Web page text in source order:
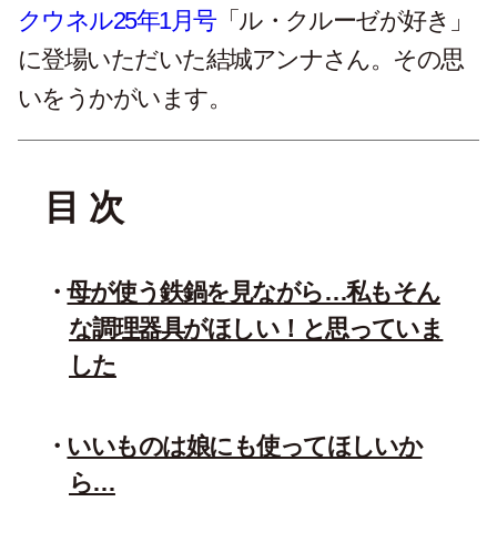
クウネル25年1月号「ル・クルーゼが好き」
に登場いただいた結城アンナさん。その思
いをうかがいます。
目 次
母が使う鉄鍋を見ながら…私もそん
な調理器具がほしい！と思っていま
した
いいものは娘にも使ってほしいか
ら…